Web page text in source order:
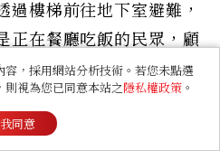
過樓梯前往地下室避難，
正在餐廳吃飯的民眾，顧
關閉門窗電源；夜市或路
、關閉瓦斯，停止一切烹
，採用網站分析技術。若您未點選
則視為您已同意本站之隱私權政策 。
我同意